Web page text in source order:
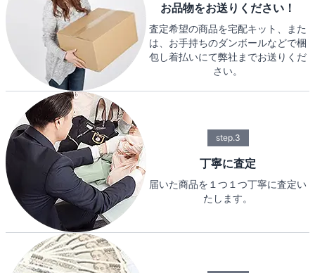
お品物をお送りください！
査定希望の商品を宅配キット、また
は、お手持ちのダンボールなどで梱
包し着払いにて弊社までお送りくだ
さい。
step.3
丁寧に査定
届いた商品を１つ１つ丁寧に査定い
たします。